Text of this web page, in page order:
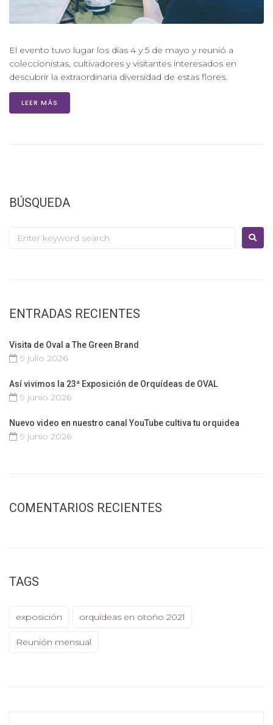
El evento tuvo lugar los días 4 y 5 de mayo y reunió a
coleccionistas, cultivadores y visitantes interesados en
descubrir la extraordinaria diversidad de estas flores.
LEER MÁS
BÚSQUEDA
ENTRADAS RECIENTES
Visita de Oval a The Green Brand
9 julio 2026
Así vivimos la 23ª Exposición de Orquídeas de OVAL
9 junio 2026
Nuevo video en nuestro canal YouTube cultiva tu orquidea
9 junio 2026
COMENTARIOS RECIENTES
TAGS
exposición orquídeas en otoño 2021
Reunión mensual